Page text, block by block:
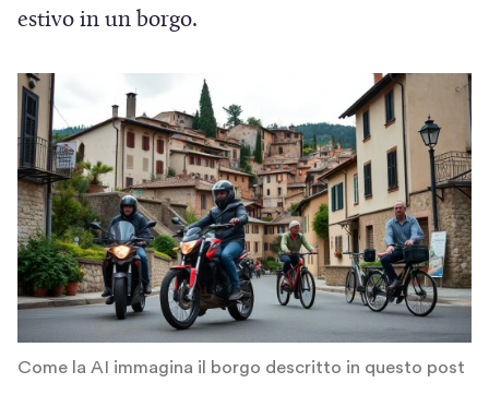
S
p
r
e
i
n
u
n
a
n
estivo in un borgo.
Come la AI immagina il borgo descritto in questo post